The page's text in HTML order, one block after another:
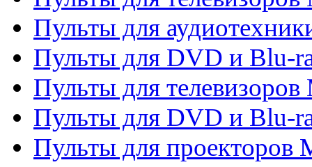
Пульты для
Пульты для DVD и Blu-
Пульты для
Пульты для DVD и Blu-
Пульты для проекторов